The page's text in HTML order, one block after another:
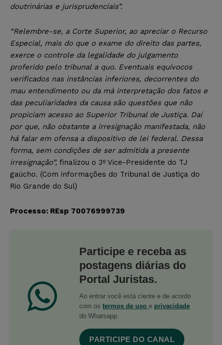
doutrinárias e jurisprudenciais”.
“Relembre-se, a Corte Superior, ao apreciar o Recurso
Especial, mais do que o exame do direito das partes,
exerce o controle da legalidade do julgamento
proferido pelo tribunal a quo. Eventuais equívocos
verificados nas instâncias inferiores, decorrentes do
mau entendimento ou da má interpretação dos fatos e
das peculiaridades da causa são questões que não
propiciam acesso ao Superior Tribunal de Justiça. Daí
por que, não obstante a irresignação manifestada, não
há falar em ofensa a dispositivo de lei federal. Dessa
forma, sem condições de ser admitida a presente
irresignação”, finalizou o 3º Vice-Presidente do TJ
gaúcho. (Com informações do Tribunal de Justiça do
Rio Grande do Sul)
Processo: REsp 70076999739
Participe e receba as
postagens diárias do
Portal Juristas.
Ao entrar você está ciente e de acordo
com os termos de uso e privacidade
do Whatsapp.
PARTICIPE DO CANAL